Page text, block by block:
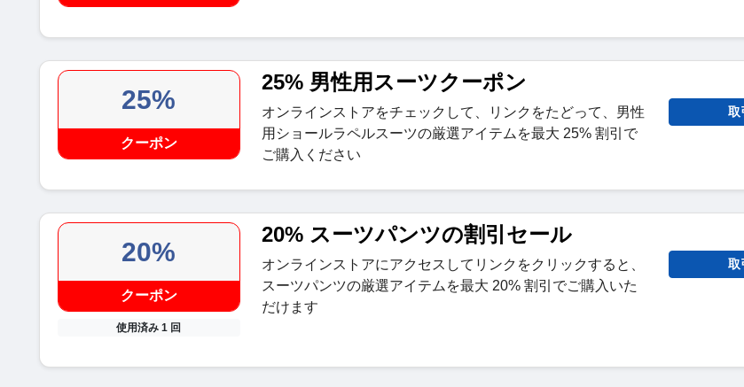
25%
クーポン
25% 男性用スーツクーポン
オンラインストアをチェックして、リンクをたどって、男性
用ショールラペルスーツの厳選アイテムを最大 25% 割引で
ご購入ください
取
20%
クーポン
使用済み 1 回
20% スーツパンツの割引セール
オンラインストアにアクセスしてリンクをクリックすると、
スーツパンツの厳選アイテムを最大 20% 割引でご購入いた
だけます
取